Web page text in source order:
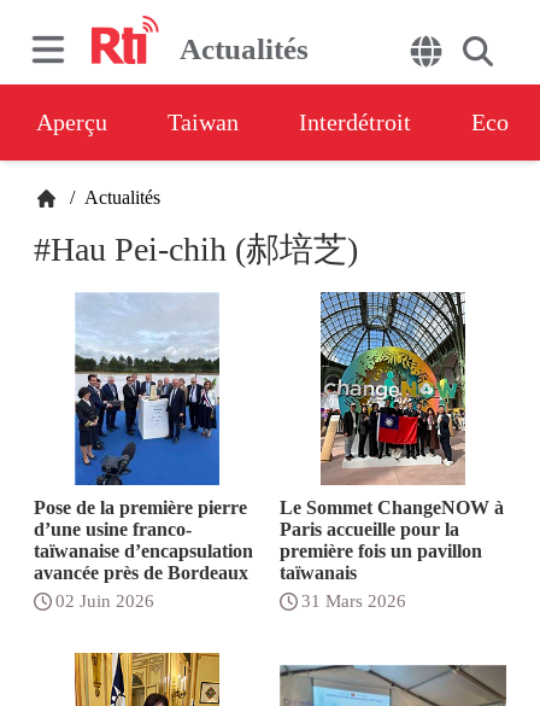
Actualités
Aperçu Taiwan Interdétroit Eco
/ Actualités
#Hau Pei-chih (郝培芝)
Pose de la première pierre
d’une usine franco-
taïwanaise d’encapsulation
avancée près de Bordeaux
02 Juin 2026
Le Sommet ChangeNOW à
Paris accueille pour la
première fois un pavillon
taïwanais
31 Mars 2026